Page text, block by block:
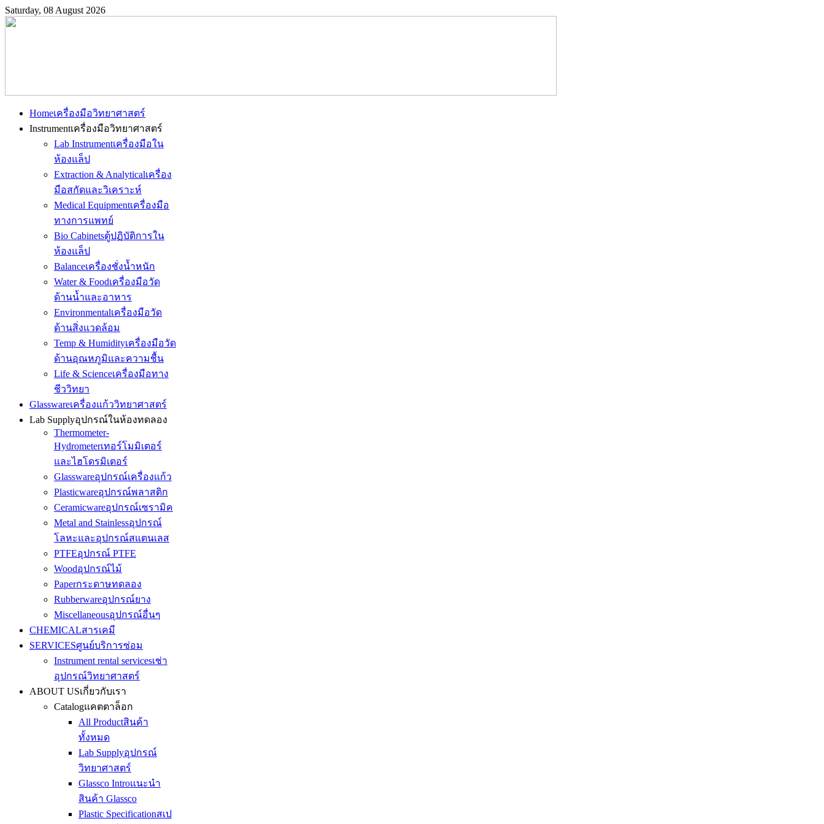
Saturday, 08 August 2026
Homeเครื่องมือวิทยาศาสตร์
Instrumentเครื่องมือวิทยาศาสตร์
Lab Instrumentเครื่องมือใน
ห้องแล็ป
Extraction & Analyticalเครื่อง
มือสกัดและวิเคราะห์
Medical Equipmentเครื่องมือ
ทางการแพทย์
Bio Cabinetsตู้ปฏิบัติการใน
ห้องแล็ป
Balanceเครื่องชั่งน้ำหนัก
Water & Foodเครื่องมือวัด
ด้านน้ำและอาหาร
Environmentalเครื่องมือวัด
ด้านสิ่งแวดล้อม
Temp & Humidityเครื่องมือวัด
ด้านอุณหภูมิและความชื้น
Life & Scienceเครื่องมือทาง
ชีววิทยา
Glasswareเครื่องแก้ววิทยาศาสตร์
Lab Supplyอุปกรณ์ในห้องทดลอง
Thermometer-
Hydrometerเทอร์โมมิเตอร์
และไฮโดรมิเตอร์
Glasswareอุปกรณ์เครื่องแก้ว
Plasticwareอุปกรณ์พลาสติก
Ceramicwareอุปกรณ์เซรามิค
Metal and Stainlessอุปกรณ์
โลหะและอุปกรณ์สแตนเลส
PTFEอุปกรณ์ PTFE
Woodอุปกรณ์ไม้
Paperกระดาษทดลอง
Rubberwareอุปกรณ์ยาง
Miscellaneousอุปกรณ์อื่นๆ
CHEMICALสารเคมี
SERVICESศูนย์บริการซ่อม
Instrument rental servicesเช่า
อุปกรณ์วิทยาศาสตร์
ABOUT USเกี่ยวกับเรา
Catalogแคตตาล็อก
All Productสินค้า
ทั้งหมด
Lab Supplyอุปกรณ์
วิทยาศาสตร์
Glassco Introแนะนำ
สินค้า Glassco
Plastic Specificationสเป